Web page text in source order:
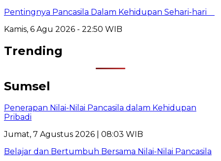
Pentingnya Pancasila Dalam Kehidupan Sehari-hari
Kamis, 6 Agu 2026 - 22:50 WIB
Trending
Sumsel
Penerapan Nilai-Nilai Pancasila dalam Kehidupan
Pribadi
Jumat, 7 Agustus 2026 | 08:03 WIB
Belajar dan Bertumbuh Bersama Nilai-Nilai Pancasila